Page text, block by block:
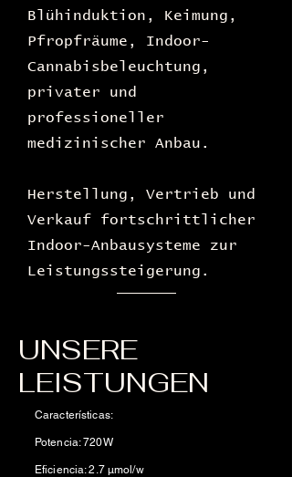
Blühinduktion, Keimung,
Pfropfräume, Indoor-
Cannabisbeleuchtung,
privater und
professioneller
medizinischer Anbau.
Herstellung, Vertrieb und
Verkauf fortschrittlicher
Indoor-Anbausysteme zur
Leistungssteigerung.
UNSERE
LEISTUNGEN
Características:
Potencia: 720W
Eficiencia: 2.7 µmol/w